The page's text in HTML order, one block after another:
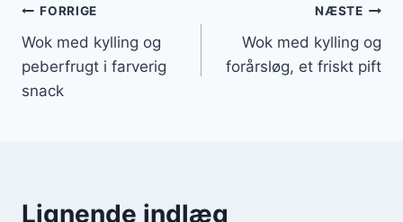
Indlægsnavigation
FORRIGE
Wok med kylling og
peberfrugt i farverig
snack
NÆSTE
Wok med kylling og
forårsløg, et friskt pift
Lignende indlæg